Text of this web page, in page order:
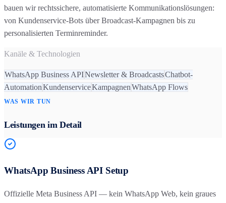
bauen wir rechtssichere, automatisierte Kommunikationslösungen:
von Kundenservice-Bots über Broadcast-Kampagnen bis zu
personalisierten Terminreminder.
Kanäle & Technologien
WhatsApp Business APINewsletter & BroadcastsChatbot-
AutomationKundenserviceKampagnenWhatsApp Flows
WAS WIR TUN
Leistungen im Detail
WhatsApp Business API Setup
Offizielle Meta Business API — kein WhatsApp Web, kein graues